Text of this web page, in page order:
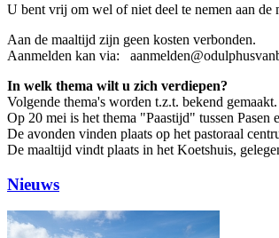
U bent vrij om wel of niet deel te nemen aan
Aan de maaltijd zijn geen kosten verbonden.
Aanmelden kan via:
In welk thema wilt u zich verdiepen?
Volgende thema's worden t.z.t. bekend
Op 20 mei is het thema "Paastijd" tussen Pasen
De avonden vinden plaats op het pastoraal
De maaltijd vindt plaats in het Koetshuis,
Nieuws